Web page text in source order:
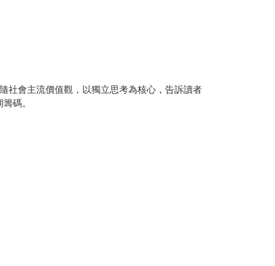
社會主流價值觀，以獨立思考為核心，告訴讀者
碼。